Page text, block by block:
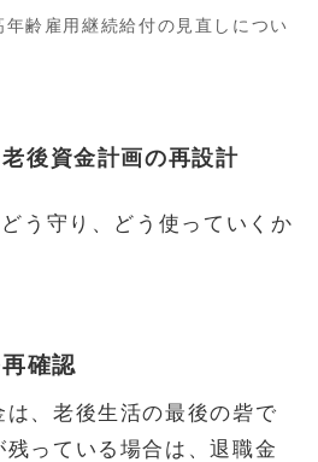
齢雇用継続給付の見直しについ
老後資金計画の再設計
う守り、どう使っていくか
確認
は、老後生活の最後の砦で
っている場合は、退職金